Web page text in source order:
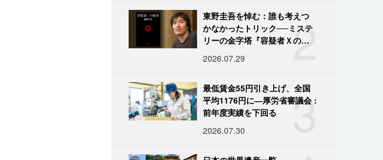
2
東野圭吾を悼む：誰も考えつ
かなかったトリック──ミステ
リーの金字塔『容疑者Ｘの献
2026.07.29
3
最低賃金55円引き上げ、全国
平均1176円に―厚労省審議会 :
前年度実績を下回る
2026.07.30